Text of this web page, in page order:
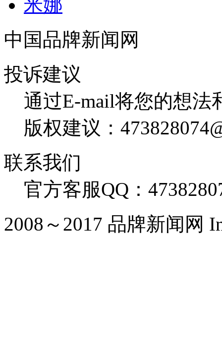
米娜
中国品牌新闻网
投诉建议
通过E-mail将您的想法
版权建议：
联系我们
官方客服QQ：
2008～2017 品牌新闻网